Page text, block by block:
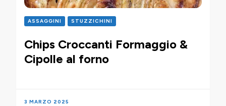
ASSAGGINI STUZZICHINI
Chips Croccanti Formaggio &
Cipolle al forno
3 MARZO 2025